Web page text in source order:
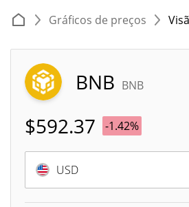
Gráficos de preços
BNB BNB
$592.37 -1.42%
USD